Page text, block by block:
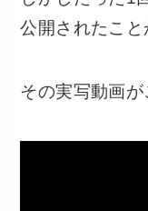
公開されたこと
その実写動画が